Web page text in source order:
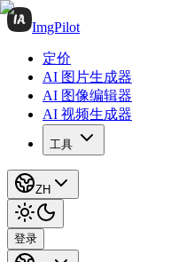
ImgPilot
定价
AI 图片生成器
AI 图像编辑器
AI 视频生成器
工具
ZH
登录